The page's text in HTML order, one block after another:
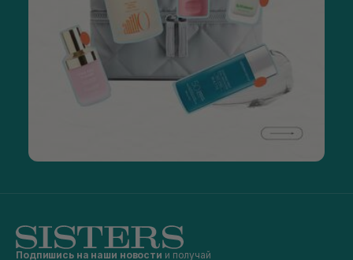
Подпишись на наши новости и получай